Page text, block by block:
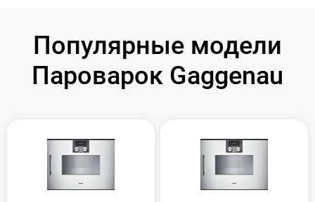
Популярные модели
Пароварок Gaggenau